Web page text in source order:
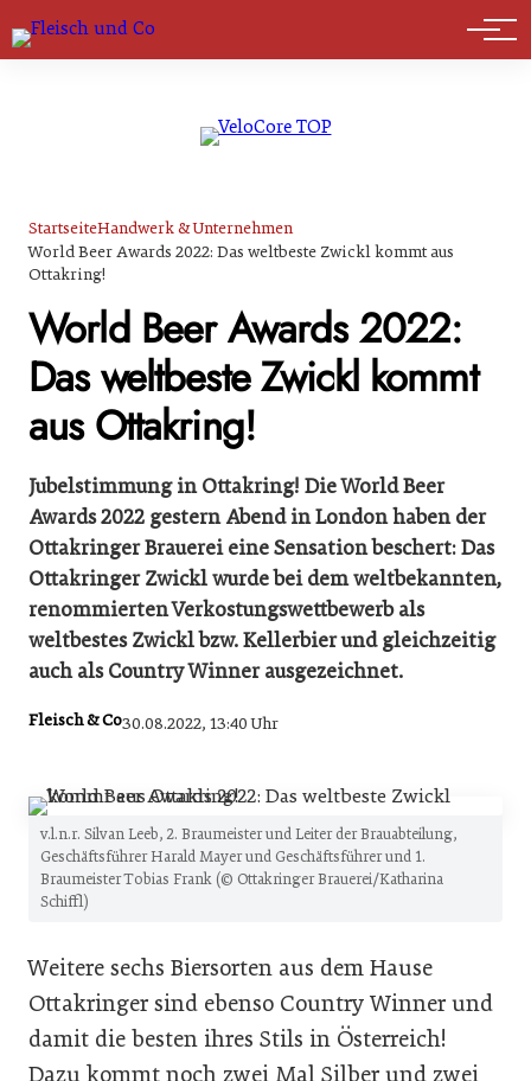
Marktführer
StartseiteHandwerk & Unternehmen
World Beer Awards 2022: Das weltbeste Zwickl kommt aus
Ottakring!
World Beer Awards 2022:
Das weltbeste Zwickl kommt
aus Ottakring!
Jubelstimmung in Ottakring! Die World Beer
Awards 2022 gestern Abend in London haben der
Ottakringer Brauerei eine Sensation beschert: Das
Ottakringer Zwickl wurde bei dem weltbekannten,
renommierten Verkostungswettbewerb als
weltbestes Zwickl bzw. Kellerbier und gleichzeitig
auch als Country Winner ausgezeichnet.
Fleisch & Co30.08.2022, 13:40 Uhr
v.l.n.r. Silvan Leeb, 2. Braumeister und Leiter der Brauabteilung,
Geschäftsführer Harald Mayer und Geschäftsführer und 1.
Braumeister Tobias Frank (© Ottakringer Brauerei/Katharina
Schiffl)
Weitere sechs Biersorten aus dem Hause
Ottakringer sind ebenso Country Winner und
damit die besten ihres Stils in Österreich!
Dazu kommt noch zwei Mal Silber und zwei